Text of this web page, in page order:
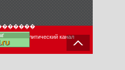
аналитический канал